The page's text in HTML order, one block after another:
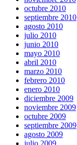
octubre 2010
septiembre 2010
agosto 2010
julio 2010
junio 2010
mayo 2010
abril 2010
marzo 2010
febrero 2010
enero 2010
diciembre 2009
noviembre 2009
octubre 2009
septiembre 2009
agosto 2009
julio 2009